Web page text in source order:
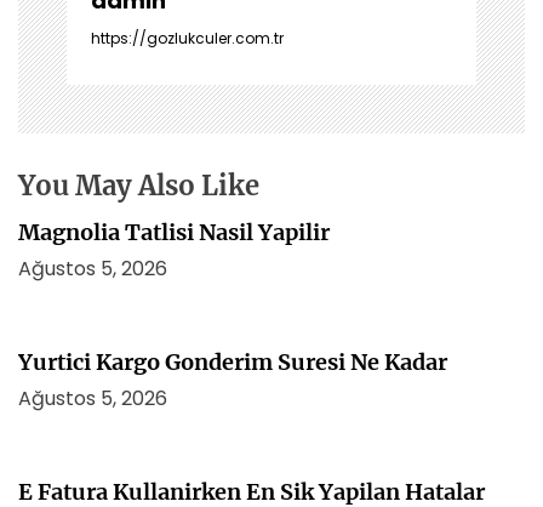
n
m
e
s
https://gozlukculer.com.tr
You May Also Like
Magnolia Tatlisi Nasil Yapilir
Ağustos 5, 2026
Yurtici Kargo Gonderim Suresi Ne Kadar
Ağustos 5, 2026
E Fatura Kullanirken En Sik Yapilan Hatalar